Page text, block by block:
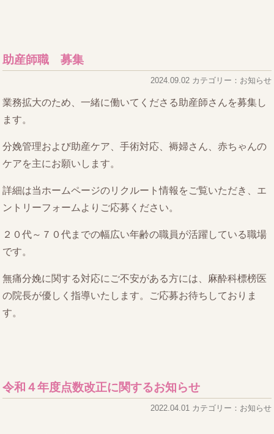
助産師職 募集
2024.09.02 カテゴリー：お知らせ
業務拡大のため、一緒に働いてくださる助産師さんを募集し
ます。
分娩管理および助産ケア、手術対応、褥婦さん、赤ちゃんの
ケアを主にお願いします。
詳細は当ホームページのリクルート情報をご覧いただき、エ
ントリーフォームよりご応募ください。
２０代～７０代までの幅広い年齢の職員が活躍している職場
です。
無痛分娩に関する対応にご不安がある方には、麻酔科標榜医
の院長が優しく指導いたします。ご応募お待ちしておりま
す。
令和４年度点数改正に関するお知らせ
2022.04.01 カテゴリー：お知らせ